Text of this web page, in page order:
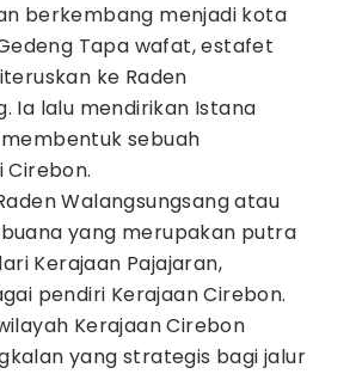
berkembang menjadi kota
Tapa wafat, estafet
ke Raden
Ia lalu mendirikan Istana
sebuah
Walangsungsang atau
yang merupakan putra
Kerajaan Pajajaran,
pendiri Kerajaan Cirebon.
Kerajaan Cirebon
yang strategis bagi jalur